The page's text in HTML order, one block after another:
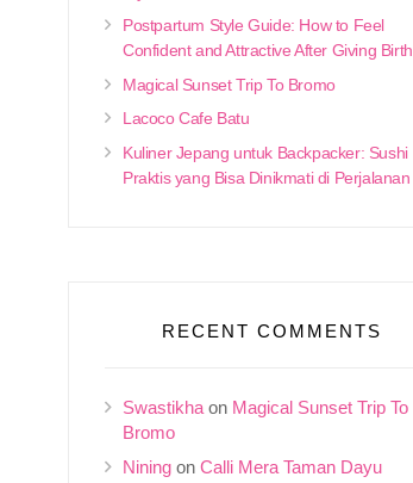
Postpartum Style Guide: How to Feel
Confident and Attractive After Giving Birth
Magical Sunset Trip To Bromo
Lacoco Cafe Batu
Kuliner Jepang untuk Backpacker: Sushi
Praktis yang Bisa Dinikmati di Perjalanan
RECENT COMMENTS
Swastikha on Magical Sunset Trip To
Bromo
Nining on Calli Mera Taman Dayu